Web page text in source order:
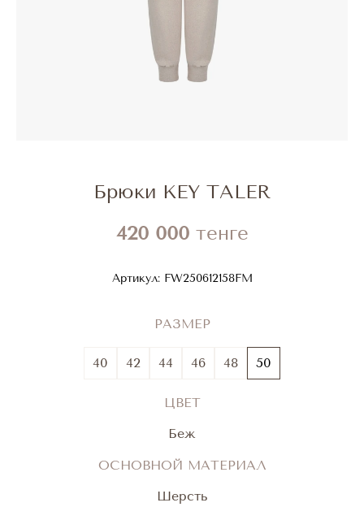
Брюки KEY TALER
420 000 тенге
Артикул:FW250612158FM
РАЗМЕР
40 42 44 46 48 50
ЦВЕТ
Беж
ОСНОВНОЙ МАТЕРИАЛ
Шерсть